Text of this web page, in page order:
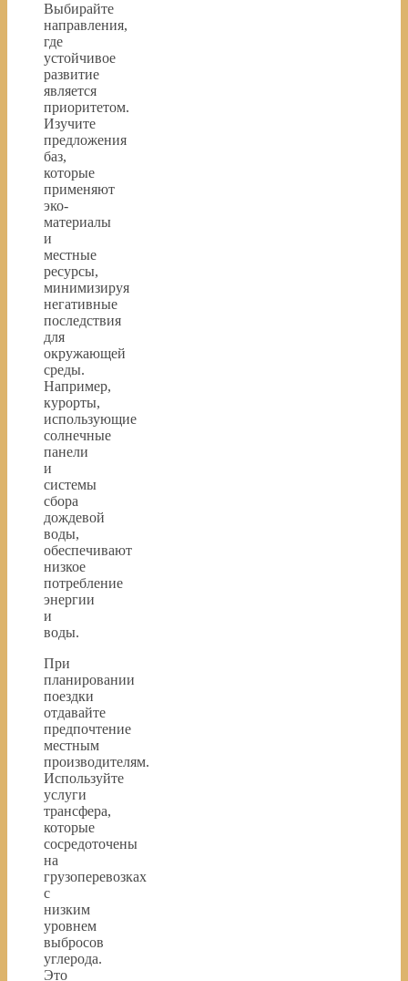
Выбирайте
направления,
где
устойчивое
развитие
является
приоритетом.
Изучите
предложения
баз,
которые
применяют
эко-
материалы
и
местные
ресурсы,
минимизируя
негативные
последствия
для
окружающей
среды.
Например,
курорты,
использующие
солнечные
панели
и
системы
сбора
дождевой
воды,
обеспечивают
низкое
потребление
энергии
и
воды.
При
планировании
поездки
отдавайте
предпочтение
местным
производителям.
Используйте
услуги
трансфера,
которые
сосредоточены
на
грузоперевозках
с
низким
уровнем
выбросов
углерода.
Это